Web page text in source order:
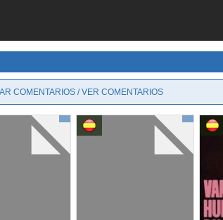
COMENTARIOS / VER COMENTARIOS